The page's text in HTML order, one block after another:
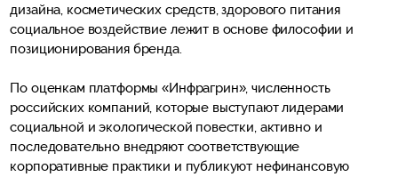
дизайна, косметических средств, здорового питания
социальное воздействие лежит в основе философии и
позиционирования бренда.
По оценкам платформы «Инфрагрин», численность
российских компаний, которые выступают лидерами
социальной и экологической повестки, активно и
последовательно внедряют соответствующие
корпоративные практики и публикуют нефинансовую